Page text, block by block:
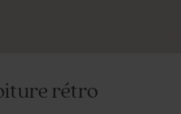
rétro